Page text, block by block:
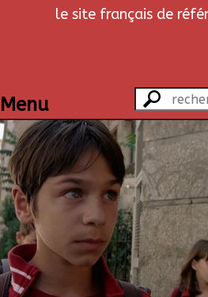
le site français de
Menu